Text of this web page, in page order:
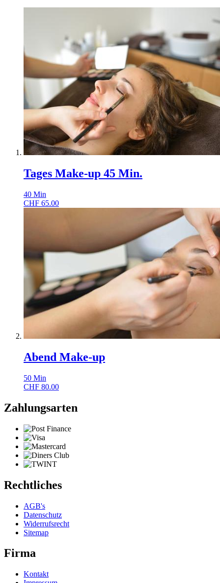
Tages Make-up 45 Min.
40 Min
CHF 65.00
Abend Make-up
50 Min
CHF 80.00
Zahlungsarten
Rechtliches
AGB's
Datenschutz
Widerrufsrecht
Sitemap
Firma
Kontakt